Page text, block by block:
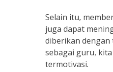
Selain itu,
juga dapat
diberikan dengan
sebagai guru,
termotivasi.